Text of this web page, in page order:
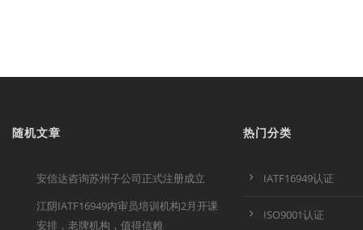
随机文章
安信达咨询苏州子公司正式注册成立
江阴IATF16949内审员培训机构2月开课
安排，老牌机构，值得信赖
热门分类
IATF16949认证
ISO9001认证